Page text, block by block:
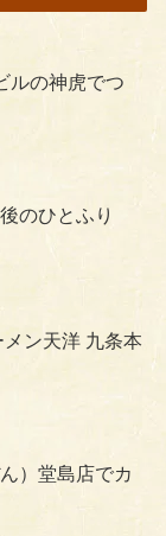
ルの神虎でつ
のひとふり
メン天洋 九条本
）堂島店でカ